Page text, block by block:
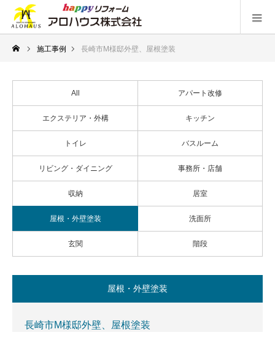
施工事例 長崎市M様邸外壁、屋根塗装
All アパート改修
エクステリア・外構 キッチン
トイレ バスルーム
リビング・ダイニング 事務所・店舗
収納 居室
屋根・外壁塗装 洗面所
玄関 階段
屋根・外壁塗装
長崎市M様邸外壁、屋根塗装